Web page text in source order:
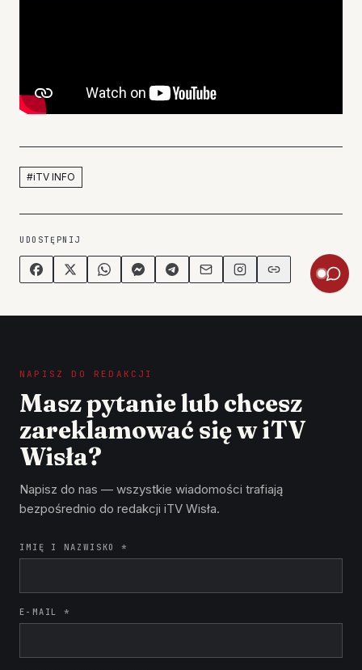
#iTV INFO
UDOSTĘPNIJ
NAPISZ DO REDAKCJI
Masz pytanie lub chcesz
zareklamować się w iTV
Wisła?
Napisz do nas — wszystkie wiadomości trafiają
bezpośrednio do redakcji iTV Wisła.
IMIĘ I NAZWISKO *
E-MAIL *